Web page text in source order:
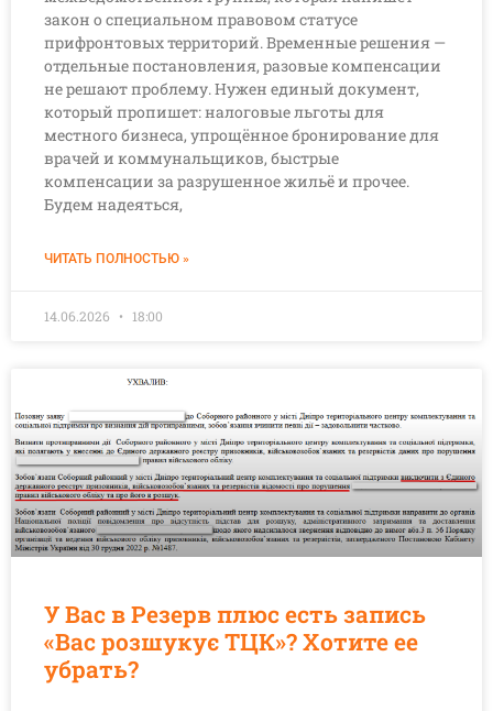
закон о специальном правовом статусе
прифронтовых территорий. Временные решения —
отдельные постановления, разовые компенсации
не решают проблему. Нужен единый документ,
который пропишет: налоговые льготы для
местного бизнеса, упрощённое бронирование для
врачей и коммунальщиков, быстрые
компенсации за разрушенное жильё и прочее.
Будем надеяться,
ЧИТАТЬ ПОЛНОСТЬЮ »
14.06.2026 18:00
У Вас в Резерв плюс есть запись
«Вас розшукує ТЦК»? Хотите ее
убрать?